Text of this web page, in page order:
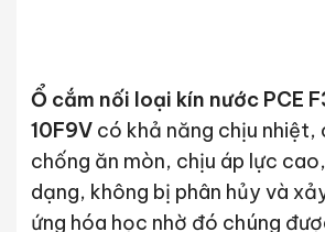
Ổ cắm nối loại kín nước PCE
10F9Vcó khả năng chịu nhiệt,
chống ăn mòn, chịu áp lực
dạng, không bị phân hủy và
ứng hóa học nhờ đó chúng